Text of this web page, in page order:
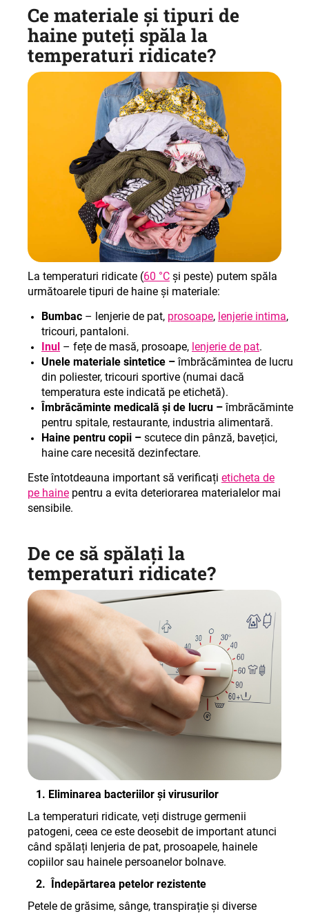
Ce materiale și tipuri de
haine puteți spăla la
temperaturi ridicate?
La temperaturi ridicate (60 °C și peste) putem spăla
următoarele tipuri de haine și materiale:
Bumbac – lenjerie de pat, prosoape, lenjerie intima,
tricouri, pantaloni.
Inul – fețe de masă, prosoape, lenjerie de pat.
Unele materiale sintetice –îmbrăcămintea de lucru
din poliester, tricouri sportive (numai dacă
temperatura este indicată pe etichetă).
Îmbrăcăminte medicală și de lucru –îmbrăcăminte
pentru spitale, restaurante, industria alimentară.
Haine pentru copii – scutece din pânză, bavețici,
haine care necesită dezinfectare.
Este întotdeauna important să verificați eticheta de
pe haine pentru a evita deteriorarea materialelor mai
sensibile.
De ce să spălați la
temperaturi ridicate?
1. Eliminarea bacteriilor și virusurilor
La temperaturi ridicate, veți distruge germenii
patogeni, ceea ce este deosebit de important atunci
când spălați lenjeria de pat, prosoapele, hainele
copiilor sau hainele persoanelor bolnave.
2. Îndepărtarea petelor rezistente
Petele de grăsime, sânge, transpirație și diverse